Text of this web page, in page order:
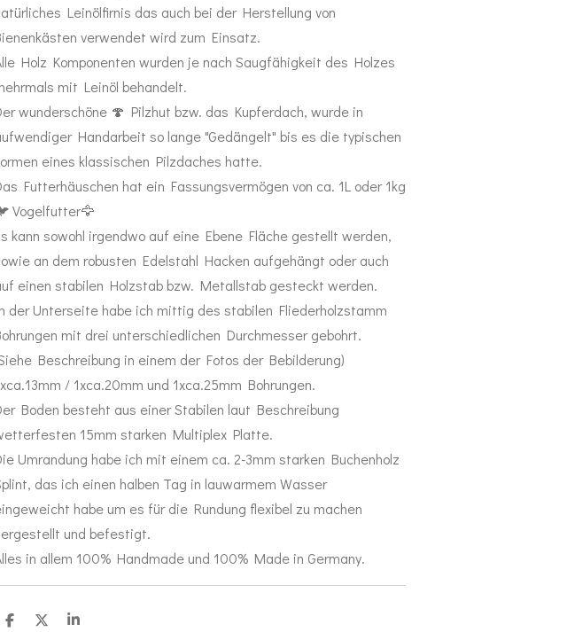
Leinölfirnis das auch bei der Herstellung von
verwendet wird zum Einsatz.
Holz Komponenten wurden je nach Saugfähigkeit des Holzes
mit Leinöl behandelt.
wunderschöne 🍄 Pilzhut bzw. das Kupferdach, wurde in
Handarbeit so lange "Gedängelt" bis es die typischen
eines klassischen Pilzdaches hatte.
Futterhäuschen hat ein Fassungsvermögen von ca. 1L oder 1kg
Vogelfutter🦅
kann sowohl irgendwo auf eine Ebene Fläche gestellt werden,
an dem robusten Edelstahl Hacken aufgehängt oder auch
einen stabilen Holzstab bzw. Metallstab gesteckt werden.
der Unterseite habe ich mittig des stabilen Fliederholzstamm
mit drei unterschiedlichen Durchmesser gebohrt.
Beschreibung in einem der Fotos der Bebilderung)
/ 1xca.20mm und 1xca.25mm Bohrungen.
Boden besteht aus einer Stabilen laut Beschreibung
15mm starken Multiplex Platte.
Umrandung habe ich mit einem ca. 2-3mm starken Buchenholz
das ich einen halben Tag in lauwarmem Wasser
habe um es für die Rundung flexibel zu machen
und befestigt.
in allem 100% Handmade und 100% Made in Germany.
T
T
T